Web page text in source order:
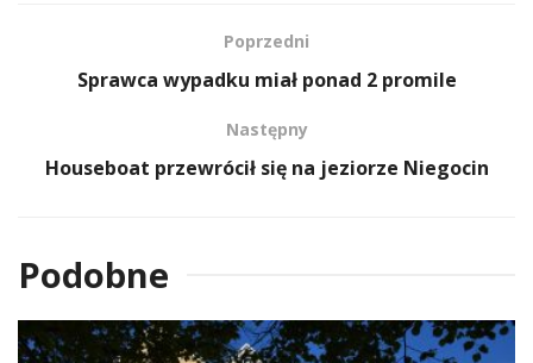
Poprzedni
Sprawca wypadku miał ponad 2 promile
Następny
Houseboat przewrócił się na jeziorze Niegocin
Podobne